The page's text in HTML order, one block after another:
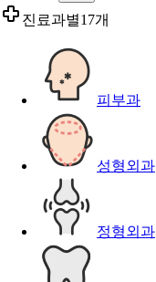
진료과별17개
피부과
성형외과
정형외과